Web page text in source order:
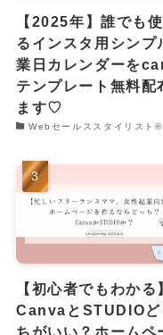
【2025年】誰でも使
るインスタ用シンプ
業日カレンダーを
テンプレート無料配
ます♡
Webセールススタイリスト®︎
【初心者でもわかる
CanvaとSTUDIOど
ちがいい？ホームペ